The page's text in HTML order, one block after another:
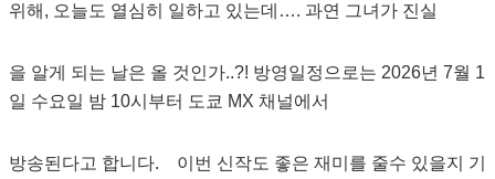
위해, 오늘도 열심히 일하고 있는데…. 과연 그녀가 진실
을 알게 되는 날은 올 것인가..?! 방영일정으로는 2026년 7월 1
일 수요일 밤 10시부터 도쿄 MX 채널에서
방송된다고 합니다. 이번 신작도 좋은 재미를 줄수 있을지 기